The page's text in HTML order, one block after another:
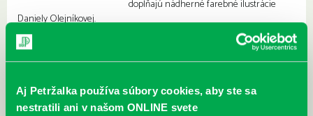
Aj Petržalka používa súbory cookies, aby ste sa
nestratili ani v našom ONLINE svete
dopĺňajú nádherné farebné ilustrácie
Daniely Olejníkovej.